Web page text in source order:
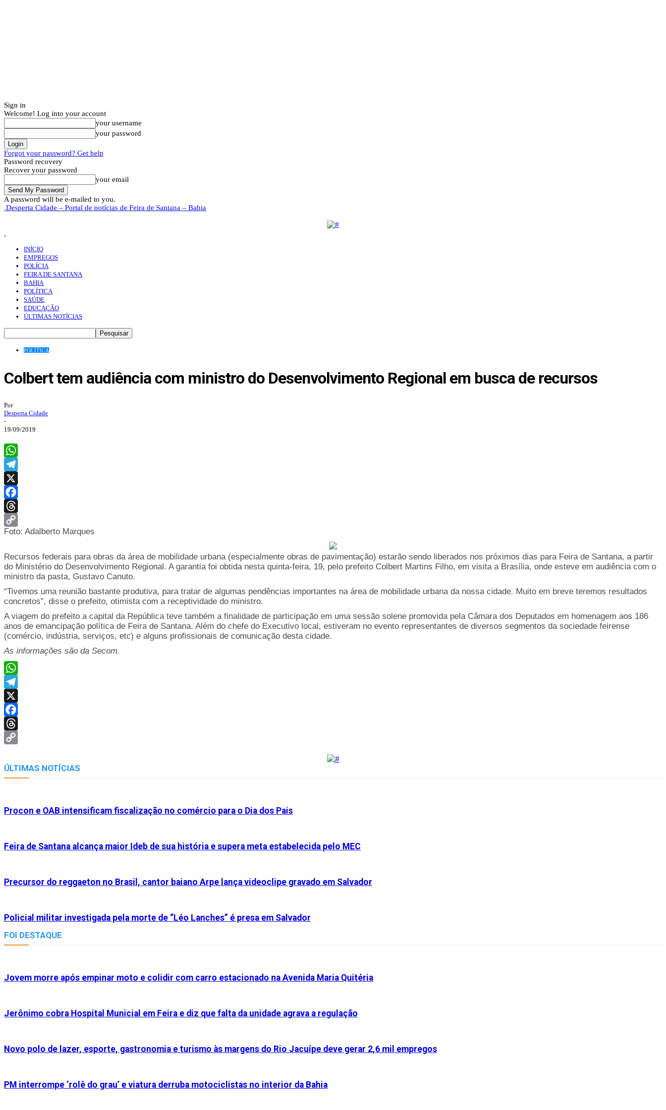
Sign in
Welcome! Log into your account
your username
your password
Forgot your password? Get help
Password recovery
Recover your password
your email
A password will be e-mailed to you.
Desperta Cidade – Portal de notícias de Feira de Santana – Bahia
INÍCIO
EMPREGOS
POLÍCIA
FEIRA DE SANTANA
BAHIA
POLÍTICA
SAÚDE
EDUCAÇÃO
ÚLTIMAS NOTÍCIAS
POLÍTICA
Colbert tem audiência com ministro do Desenvolvimento Regional em busca de recursos
Por
Desperta Cidade
-
19/09/2019
WhatsApp
Telegram
X
Facebook
Threads
Copy
Foto: Adalberto Marques
Recursos federais para obras da área de mobilidade urbana (especialmente obras de pavimentação) estarão sendo liberados nos próximos dias para Feira de Santana, a partir
do Ministério do Desenvolvimento Regional. A garantia foi obtida nesta quinta-feira, 19, pelo prefeito Colbert Martins Filho, em visita a Brasília, onde esteve em audiência com o
ministro da pasta, Gustavo Canuto.
“Tivemos uma reunião bastante produtiva, para tratar de algumas pendências importantes na área de mobilidade urbana da nossa cidade. Muito em breve teremos resultados
concretos”, disse o prefeito, otimista com a receptividade do ministro.
A viagem do prefeito a capital da República teve também a finalidade de participação em uma sessão solene promovida pela Câmara dos Deputados em homenagem aos 186
anos de emancipação política de Feira de Santana. Além do chefe do Executivo local, estiveram no evento representantes de diversos segmentos da sociedade feirense
(comércio, indústria, serviços, etc) e alguns profissionais de comunicação desta cidade.
As informações são da Secom.
WhatsApp
Telegram
X
Facebook
Threads
Link
ÚLTIMAS NOTÍCIAS
Procon e OAB intensificam fiscalização no comércio para o Dia dos Pais
Feira de Santana alcança maior Ideb de sua história e supera meta estabelecida pelo MEC
Precursor do reggaeton no Brasil, cantor baiano Arpe lança videoclipe gravado em Salvador
Policial militar investigada pela morte de “Léo Lanches” é presa em Salvador
FOI DESTAQUE
Jovem morre após empinar moto e colidir com carro estacionado na Avenida Maria Quitéria
Jerônimo cobra Hospital Municial em Feira e diz que falta da unidade agrava a regulação
Novo polo de lazer, esporte, gastronomia e turismo às margens do Rio Jacuípe deve gerar 2,6 mil empregos
PM interrompe ‘rolê do grau’ e viatura derruba motociclistas no interior da Bahia